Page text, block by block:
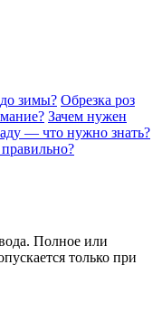
зимы? Обрезка роз
Зачем нужен
— что нужно знать?
Полное или
только при